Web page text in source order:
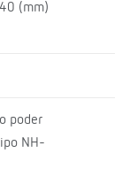
(mm)
poder
NH-